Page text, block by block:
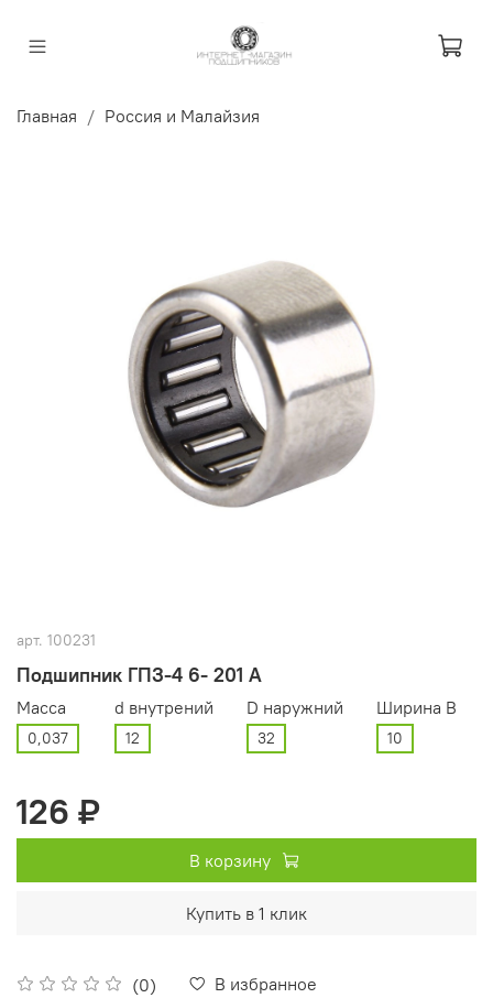
Главная Россия и Малайзия
арт. 100231
Подшипник ГПЗ-4 6- 201 А
(0) В избранное
Масса
0,037
d внутрений
12
D наружний
32
Ширина В
10
126 ₽
В корзину
Купить в 1 клик